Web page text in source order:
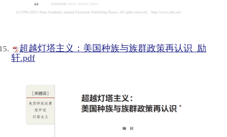
超越灯塔主义：美国种族与族群政策再认识_励
轩.pdf